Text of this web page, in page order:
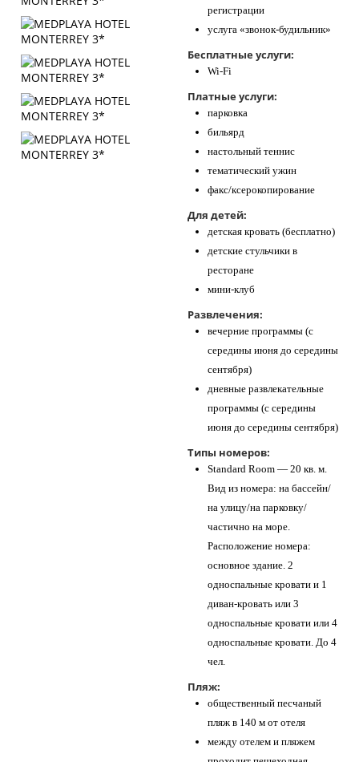
регистрации
услуга «звонок-будильник»
Бесплатные услуги:
Wi-Fi
Платные услуги:
парковка
бильярд
настольный теннис
тематический ужин
факс/ксерокопирование
Для детей:
детская кровать (бесплатно)
детские стульчики в
ресторане
мини-клуб
Развлечения:
вечерние программы (с
середины июня до середины
сентября)
дневные развлекательные
программы (с середины
июня до середины сентября)
Типы номеров:
Standard Room — 20 кв. м.
Вид из номера: на бассейн/
на улицу/на парковку/
частично на море.
Расположение номера:
основное здание. 2
односпальные кровати и 1
диван-кровать или 3
односпальные кровати или 4
односпальные кровати. До 4
чел.
Пляж:
общественный песчаный
пляж в 140 м от отеля
между отелем и пляжем